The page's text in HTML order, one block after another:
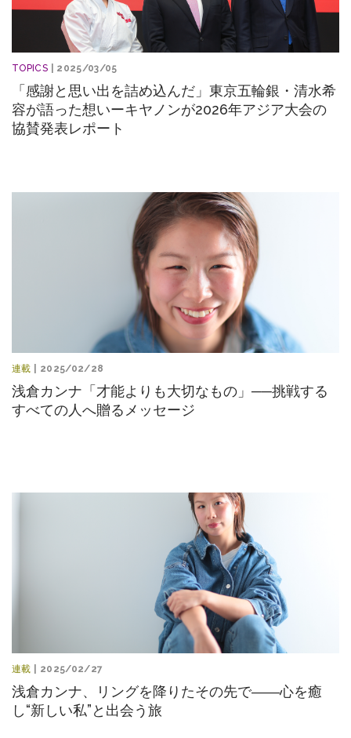
TOPICS | 2025/03/05
「感謝と思い出を詰め込んだ」東京五輪銀・清水希
容が語った想いーキヤノンが2026年アジア大会の
協賛発表レポート
連載 | 2025/02/28
浅倉カンナ「才能よりも大切なもの」──挑戦する
すべての人へ贈るメッセージ
連載 | 2025/02/27
浅倉カンナ、リングを降りたその先で――心を癒
し“新しい私”と出会う旅